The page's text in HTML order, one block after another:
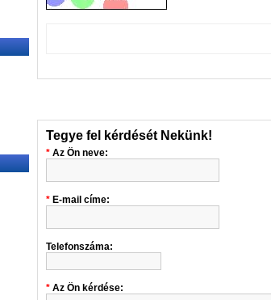
Tegye fel kérdését Nekünk!
Az Ön neve:
E-mail címe:
Telefonszáma:
Az Ön kérdése: